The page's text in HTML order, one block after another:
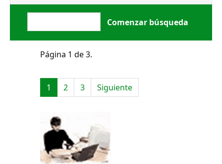
Página 1 de 3.
1 2 3 Siguiente